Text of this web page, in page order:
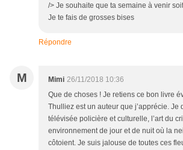
/> Je souhaite que ta semaine à venir
Je te fais de grosses bises
Répondre
M Mimi 26/11/2018 10:36
Que de choses ! Je retiens ce bon livre
Thulliez est un auteur que j’apprécie. Je
télévisée policière et culturelle, l’art du
environnement de jour et de nuit où la
côtoient. Je suis jalouse de toutes ces